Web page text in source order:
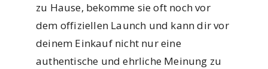
zu Hause, bekomme sie oft noch vor
dem offiziellen Launch und kann dir vor
deinem Einkauf nicht nur eine
authentische und ehrliche Meinung zu